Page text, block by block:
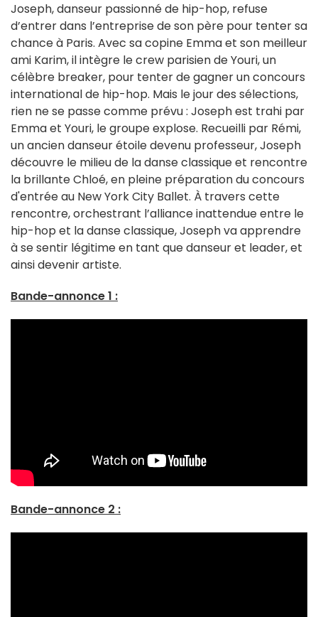
Joseph, danseur passionné de hip-hop, refuse
d’entrer dans l’entreprise de son père pour tenter sa
chance à Paris. Avec sa copine Emma et son meilleur
ami Karim, il intègre le crew parisien de Youri, un
célèbre breaker, pour tenter de gagner un concours
international de hip-hop. Mais le jour des sélections,
rien ne se passe comme prévu : Joseph est trahi par
Emma et Youri, le groupe explose. Recueilli par Rémi,
un ancien danseur étoile devenu professeur, Joseph
découvre le milieu de la danse classique et rencontre
la brillante Chloé, en pleine préparation du concours
d'entrée au New York City Ballet. À travers cette
rencontre, orchestrant l’alliance inattendue entre le
hip-hop et la danse classique, Joseph va apprendre
à se sentir légitime en tant que danseur et leader, et
ainsi devenir artiste.
Bande-annonce 1 :
Bande-annonce 2 :